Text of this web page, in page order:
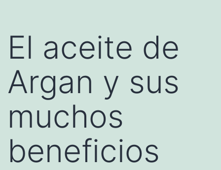
El aceite de
Argan y sus
muchos
beneficios